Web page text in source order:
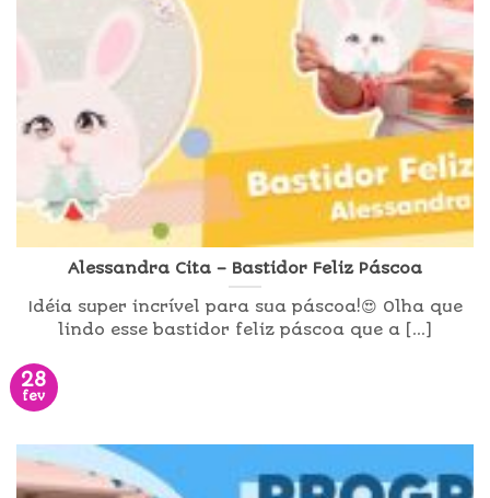
Alessandra Cita – Bastidor Feliz Páscoa
Idéia super incrível para sua páscoa!😍 Olha que
lindo esse bastidor feliz páscoa que a [...]
28
fev